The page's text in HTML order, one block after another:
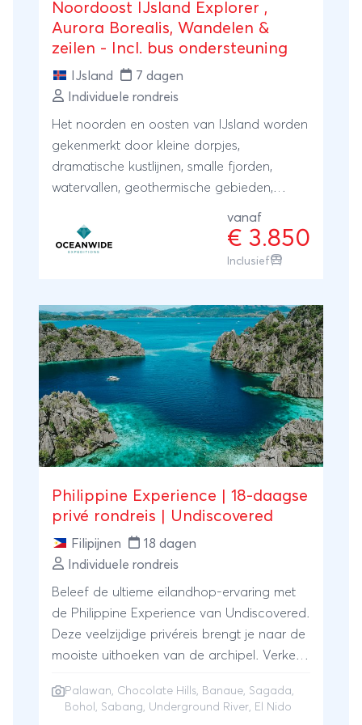
rondreis Original Sri Lanka!
Noordoost IJsland Explorer ,
Aurora Borealis, Wandelen &
zeilen - Incl. bus ondersteuning
IJsland
7 dagen
Individuele rondreis
Het noorden en oosten van IJsland worden
gekenmerkt door kleine dorpjes,
dramatische kustlijnen, smalle fjorden,
watervallen, geothermische gebieden,
midden in de natuur en het landschap is
adembenemend. Deze bestemming biedt
de ruige hooglanden.
vanaf
€ 3.850
Inclusief
Philippine Experience | 18-daagse
privé rondreis | Undiscovered
Filipijnen
18 dagen
Individuele rondreis
Beleef de ultieme eilandhop-ervaring met
de Philippine Experience van Undiscovered.
Deze veelzijdige privéreis brengt je naar de
mooiste uithoeken van de archipel. Verken
Banaue en Sagada, bewonder de
Palawan Chocolate Hills , Banaue, Sagada,
Bohol, Sabang, Underground River, El Nido